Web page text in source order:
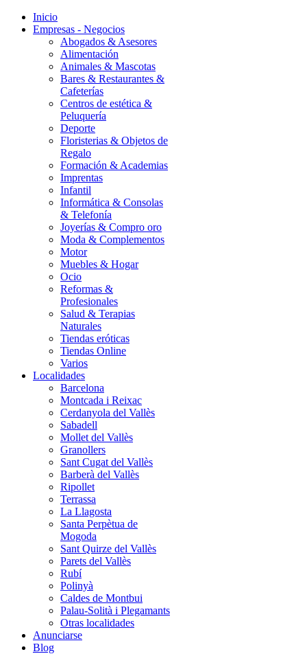
Inicio
Empresas - Negocios
Abogados & Asesores
Alimentación
Animales & Mascotas
Bares & Restaurantes &
Cafeterías
Centros de estética &
Peluquería
Deporte
Floristerias & Objetos de
Regalo
Formación & Academias
Imprentas
Infantil
Informática & Consolas
& Telefonía
Joyerías & Compro oro
Moda & Complementos
Motor
Muebles & Hogar
Ocio
Reformas &
Profesionales
Salud & Terapias
Naturales
Tiendas eróticas
Tiendas Online
Varios
Localidades
Barcelona
Montcada i Reixac
Cerdanyola del Vallès
Sabadell
Mollet del Vallès
Granollers
Sant Cugat del Vallès
Barberà del Vallès
Ripollet
Terrassa
La Llagosta
Santa Perpètua de
Mogoda
Sant Quirze del Vallès
Parets del Vallès
Rubí
Polinyà
Caldes de Montbui
Palau-Solità i Plegamants
Otras localidades
Anunciarse
Blog